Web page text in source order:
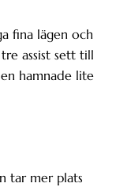
fina lägen och
assist sett till
hamnade lite
tar mer plats